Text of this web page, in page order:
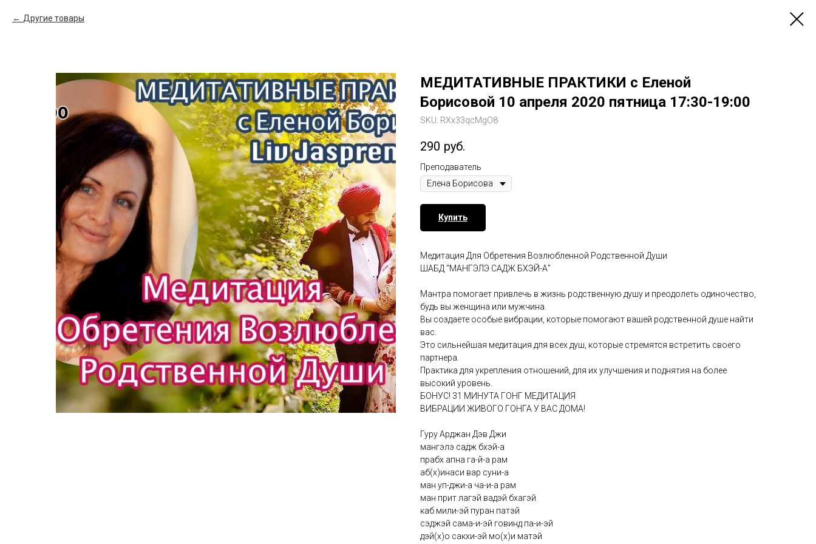
Другие товары
МЕДИТАТИВНЫЕ ПРАКТИКИ с Еленой
Борисовой 10 апреля 2020 пятница 17:30-19:00
SKU: RXx33qcMgO8
290 руб.
Преподаватель
Купить
Медитация Для Обретения Возлюбленной Родственной Души
ШАБД "МАНГЭЛЭ САДЖ БХЭЙ-А"
Мантра помогает привлечь в жизнь родственную душу и преодолеть одиночество,
будь вы женщина или мужчина.
Вы создаете особые вибрации, которые помогают вашей родственной душе найти
вас.
Это сильнейшая медитация для всех душ, которые стремятся встретить своего
партнера.
Практика для укрепления отношений, для их улучшения и поднятия на более
высокий уровень.
БОНУС! 31 МИНУТА ГОНГ МЕДИТАЦИЯ
ВИБРАЦИИ ЖИВОГО ГОНГА У ВАС ДОМА!
Гуру Арджан Дэв Джи
мангэлэ садж бхэй-а
прабх апна га-й-а рам
аб(х)инаси вар суни-а
ман уп-джи-а ча-и-а рам
ман прит лагэй вадэй бхагэй
каб мили-эй пуран патэй
сэджэй сама-и-эй говинд па-и-эй
дэй(х)о сакхи-эй мо(х)и матэй